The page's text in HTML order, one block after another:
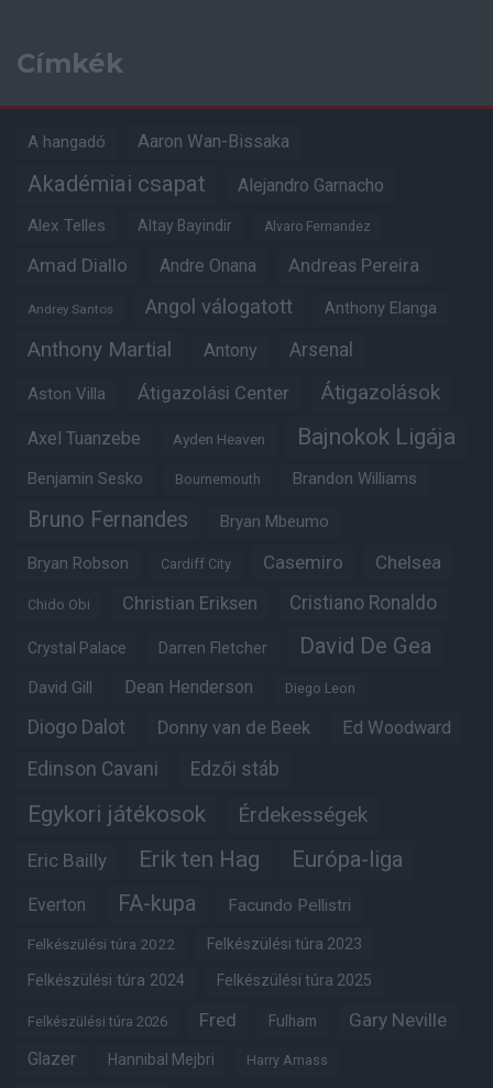
Címkék
A hangadó Aaron Wan-Bissaka
Akadémiai csapat Alejandro Garnacho
Alex Telles Altay Bayindir Alvaro Fernandez
Amad Diallo Andre Onana Andreas Pereira
Andrey Santos Angol válogatott Anthony Elanga
Anthony Martial Antony Arsenal
Aston Villa Átigazolási Center Átigazolások
Axel Tuanzebe Ayden Heaven Bajnokok Ligája
Benjamin Sesko Bournemouth Brandon Williams
Bruno Fernandes Bryan Mbeumo
Bryan Robson Cardiff City Casemiro Chelsea
Chido Obi Christian Eriksen Cristiano Ronaldo
Crystal Palace Darren Fletcher David De Gea
David Gill Dean Henderson Diego Leon
Diogo Dalot Donny van de Beek Ed Woodward
Edinson Cavani Edzői stáb
Egykori játékosok Érdekességek
Eric Bailly Erik ten Hag Európa-liga
Everton FA-kupa Facundo Pellistri
Felkészülési túra 2022 Felkészülési túra 2023
Felkészülési túra 2024 Felkészülési túra 2025
Felkészülési túra 2026 Fred Fulham Gary Neville
Glazer Hannibal Mejbri Harry Amass